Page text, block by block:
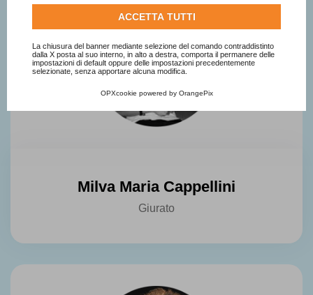
informazioni su come Google utilizza i dati raccolti,
politica sulla privacy di Google
Consulta l'informativa cookie completa.
ACCETTA TUTTI
La chiusura del banner mediante selezione del comando contraddistinto
dalla X posta al suo interno, in alto a destra, comporta il permanere delle
impostazioni di default oppure delle impostazioni precedentemente
selezionate, senza apportare alcuna modifica.
OPXcookie powered by OrangePix
Milva Maria Cappellini
Giurato